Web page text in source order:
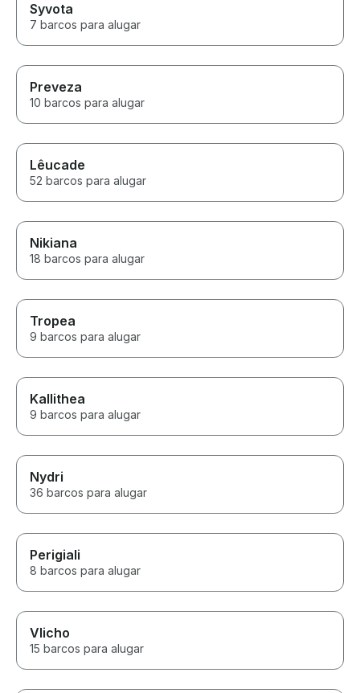
Syvota
7 barcos para alugar
Preveza
10 barcos para alugar
Lêucade
52 barcos para alugar
Nikiana
18 barcos para alugar
Tropea
9 barcos para alugar
Kallithea
9 barcos para alugar
Nydri
36 barcos para alugar
Perigiali
8 barcos para alugar
Vlicho
15 barcos para alugar